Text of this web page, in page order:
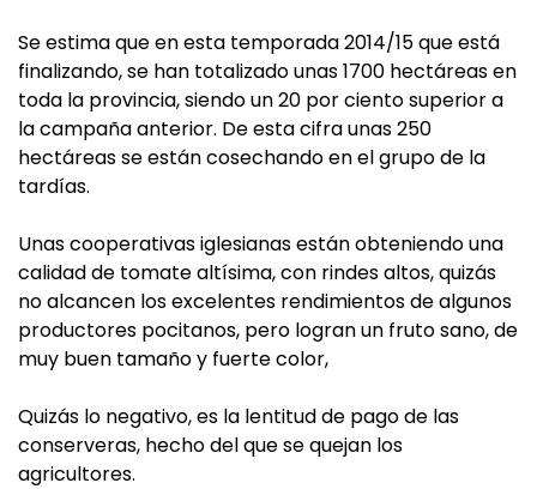
Se estima que en esta temporada 2014/15 que está
finalizando, se han totalizado unas 1700 hectáreas en
toda la provincia, siendo un 20 por ciento superior a
la campaña anterior. De esta cifra unas 250
hectáreas se están cosechando en el grupo de la
tardías.
Unas cooperativas iglesianas están obteniendo una
calidad de tomate altísima, con rindes altos, quizás
no alcancen los excelentes rendimientos de algunos
productores pocitanos, pero logran un fruto sano, de
muy buen tamaño y fuerte color,
Quizás lo negativo, es la lentitud de pago de las
conserveras, hecho del que se quejan los
agricultores.